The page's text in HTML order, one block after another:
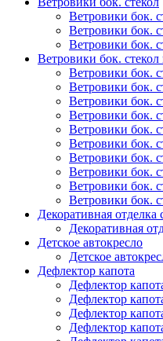
Ветровики бок.
Ветровики бок.
Ветровики бок.
Ветровики бок. стекол
Ветровики бок.
Ветровики бок.
Ветровики бок.
Ветровики бок.
Ветровики бок.
Ветровики бок.
Ветровики бок.
Ветровики бок.
Ветровики бок.
Ветровики бок.
Декоративная отделка
Декоративная
Детское автокресло
Детское
Дефлектор капота
Дефлектор
Дефлектор
Дефлектор
Дефлектор